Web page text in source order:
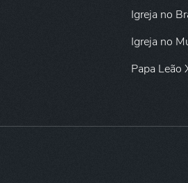
Igreja no
Igreja no
Papa Leão